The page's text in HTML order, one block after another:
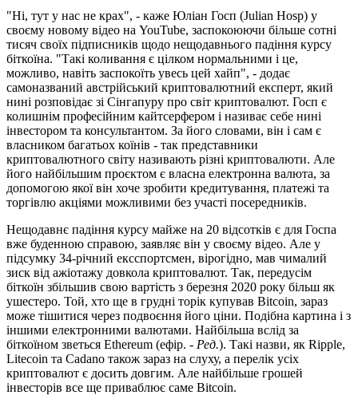
"Ні, тут у нас не крах", - каже Юліан Госп (Julian Hosp) у
своєму новому відео на YouTube, заспокоюючи більше сотні
тисяч своїх підписників щодо нещодавнього падіння курсу
біткоїна. "Такі коливання є цілком нормальними і це,
можливо, навіть заспокоїть увесь цей хайп", - додає
самоназваний австрійський криптовалютний експерт, який
нині розповідає зі Сінгапуру про світ криптовалют. Госп є
колишнім професійним кайтсерфером і називає себе нині
інвестором та консультантом. За його словами, він і сам є
власником багатьох коїнів - так представники
криптовалютного світу називають різні криптовалюти. Але
його найбільшим проєктом є власна електронна валюта, за
допомогою якої він хоче зробити кредитування, платежі та
торгівлю акціями можливими без участі посередників.
Нещодавнє падіння курсу майже на 20 відсотків є для Госпа
вже буденною справою, заявляє він у своєму відео. Але у
підсумку 34-річний ексспортсмен, вірогідно, мав чималий
зиск від ажіотажу довкола криптовалют. Так, передусім
біткоїн збільшив свою вартість з березня 2020 року більш як
ушестеро. Той, хто ще в грудні торік купував Bitcoin, зараз
може тішитися через подвоєння його ціни. Подібна картина і з
іншими електронними валютами. Найбільша вслід за
біткоїном зветься Ethereum (ефір. - Ред.). Такі назви, як Ripple,
Litecoin та Cadano також зараз на слуху, а перелік усіх
криптовалют є досить довгим. Але найбільше грошей
інвесторів все ще приваблює саме Bitcoin.